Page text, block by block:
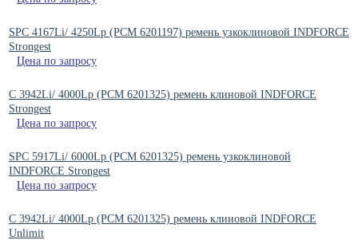
SPC 4167Li/ 4250Lp (РСМ 6201197) ремень узкоклиновой INDFORCE
Strongest
Цена по запросу
C 3942Li/ 4000Lp (РСМ 6201325) ремень клиновой INDFORCE
Strongest
Цена по запросу
SPC 5917Li/ 6000Lp (РСМ 6201325) ремень узкоклиновой
INDFORCE Strongest
Цена по запросу
C 3942Li/ 4000Lp (РСМ 6201325) ремень клиновой INDFORCE
Unlimit